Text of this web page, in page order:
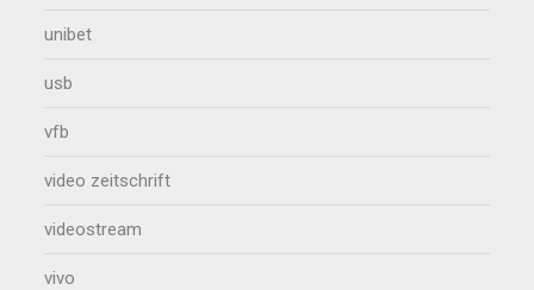
unibet
usb
vfb
video zeitschrift
videostream
vivo